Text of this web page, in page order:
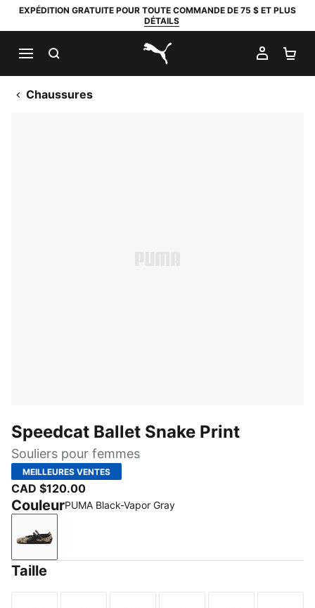
EXPÉDITION GRATUITE POUR TOUTE COMMANDE DE 75 $ ET PLUS
DÉTAILS
PUMA.com
MON
Chaussures
Speedcat Ballet Snake Print
Souliers pour femmes
MEILLEURES VENTES
CAD $120.00
CouleurPUMA Black-Vapor Gray
PUMA Black-Vapor Gray
Taille